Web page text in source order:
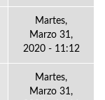
Martes,
Marzo 31,
2020 - 11:12
Martes,
Marzo 31,